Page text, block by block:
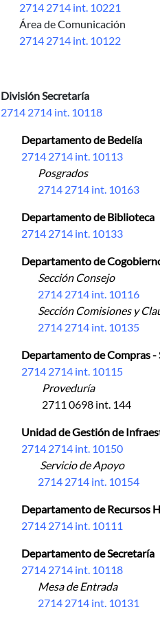
2714 2714 int. 10221
Área de Comunicación
2714 2714 int. 10122
División Secretaría
2714 2714 int. 10118
Departamento de Bedelía
2714 2714 int. 10113
Posgrados
2714 2714 int. 10163
Departamento de Biblioteca
2714 2714 int. 10133
Departamento de
Sección Consejo
2714 2714 int. 10116
Sección Comisiones y
2714 2714 int. 10135
Departamento de Compras -
2714 2714 int. 10115
Proveduría
2711 0698 int. 144
Unidad de Gestión de
2714 2714 int. 10150
Servicio de Apoyo
2714 2714 int. 10154
Departamento de Recursos
2714 2714 int. 10111
Departamento de Secretaría
2714 2714 int. 10118
Mesa de Entrada
2714 2714 int. 10131